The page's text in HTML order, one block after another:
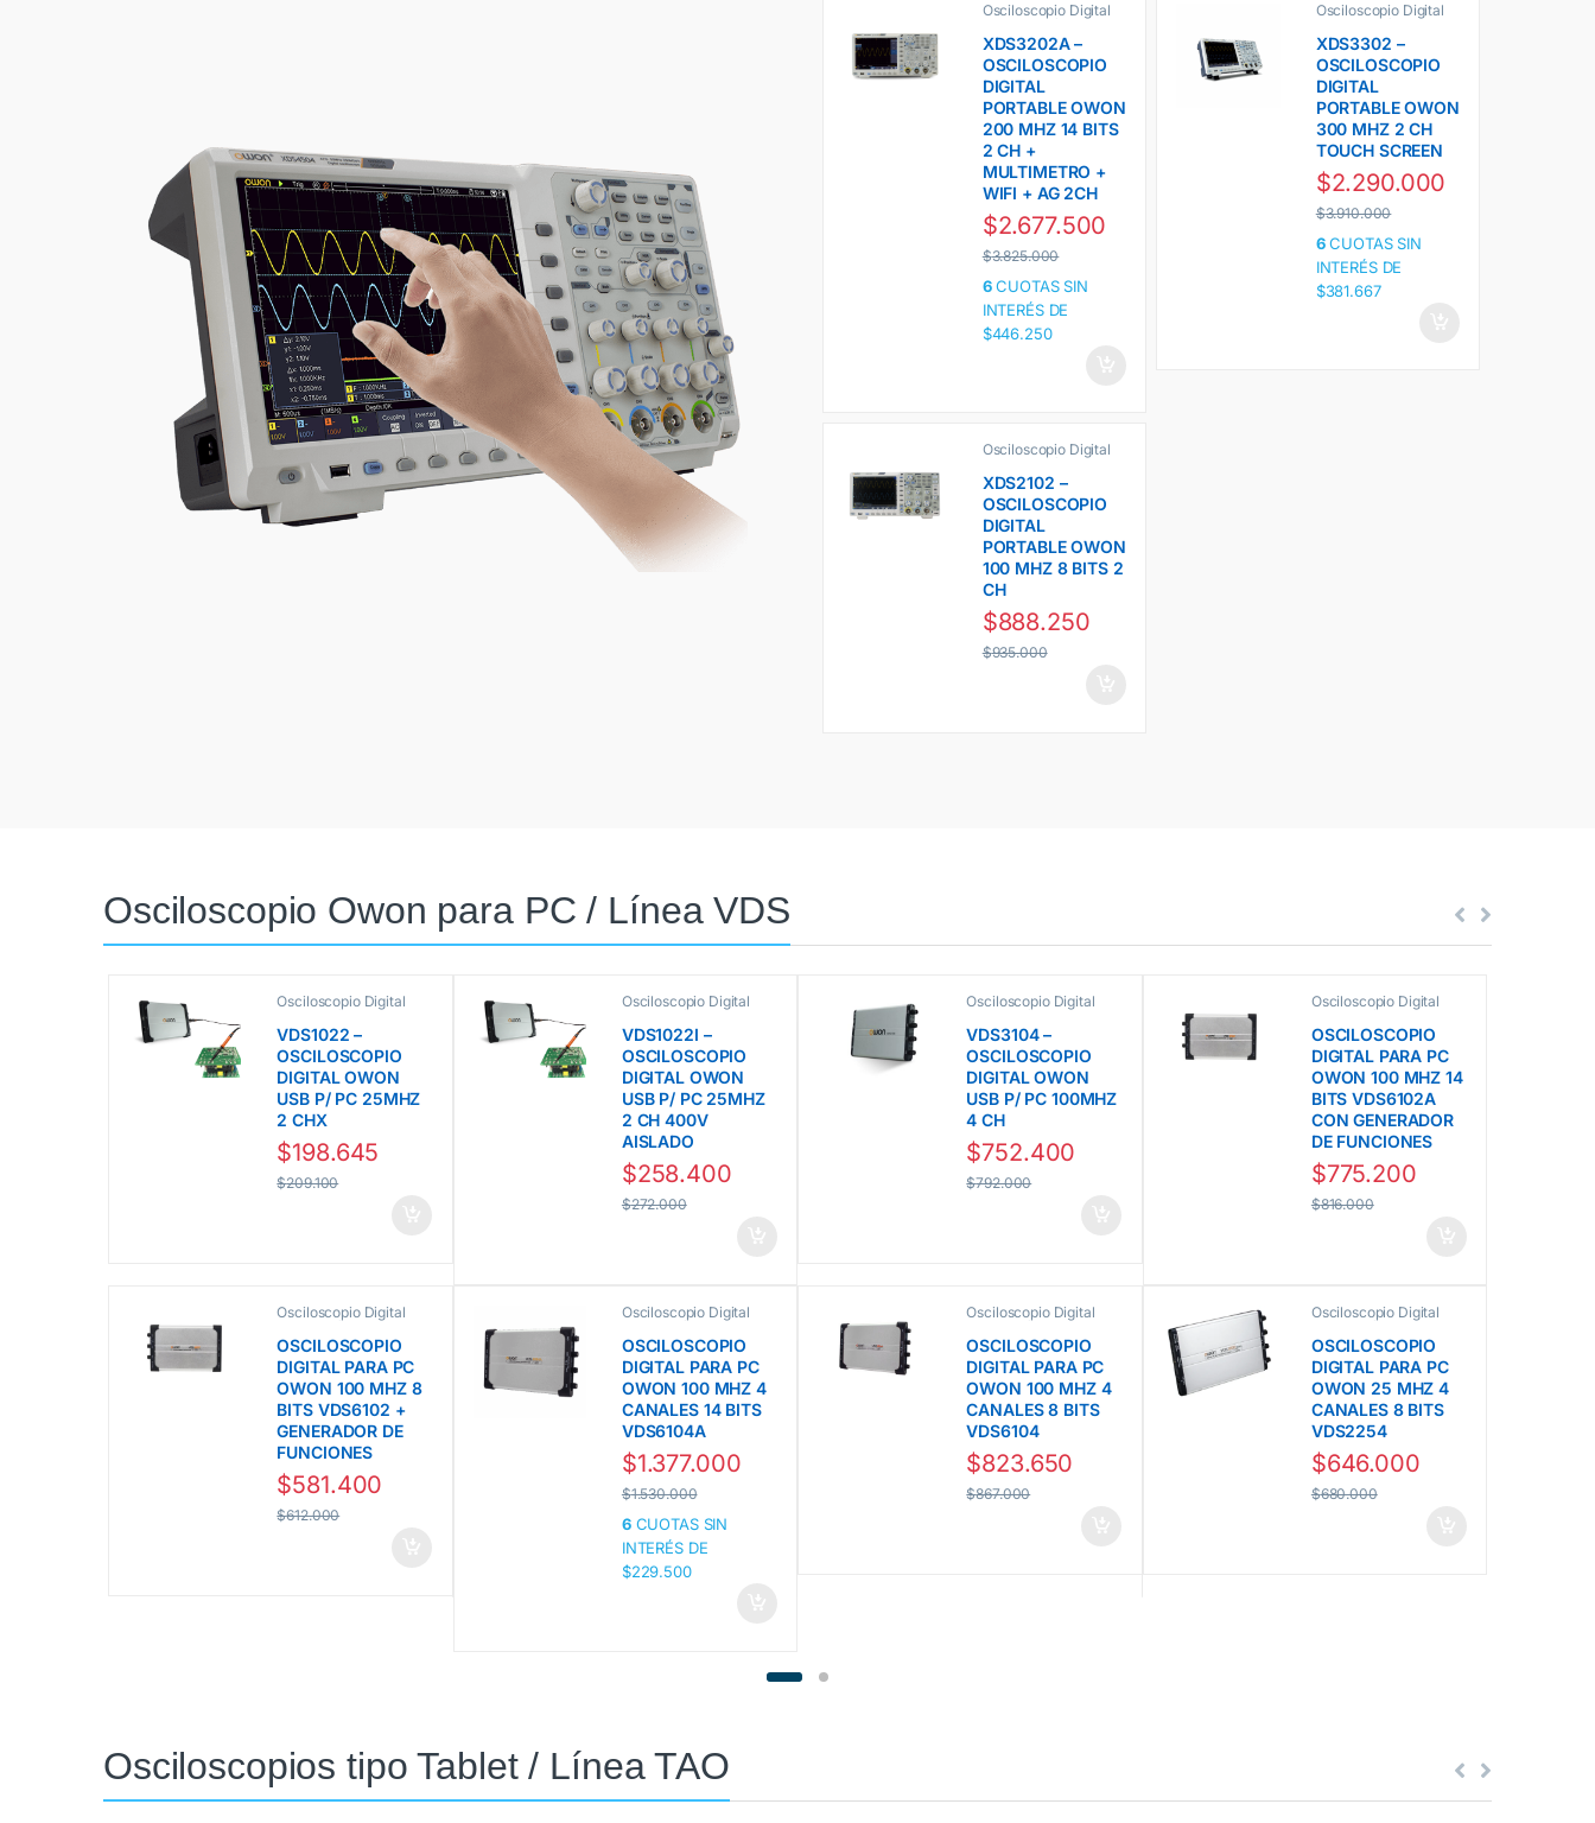
Osciloscopio Digital
Premium Línea XDS 2
Ch Owon
XDS3202A –
OSCILOSCOPIO
DIGITAL
PORTABLE OWON
200 MHZ 14 BITS
2 CH +
MULTIMETRO +
WIFI + AG 2CH
$2.677.500
$3.825.000
6CUOTAS SIN
INTERÉS DE
$446.250
Osciloscopio Digital
Premium Línea XDS 2
Ch Owon
XDS3302 –
OSCILOSCOPIO
DIGITAL
PORTABLE OWON
300 MHZ 2 CH
TOUCH SCREEN
$2.290.000
$3.910.000
6CUOTAS SIN
INTERÉS DE
$381.667
Osciloscopio Digital
Premium Línea XDS 2
Ch Owon,
Osciloscopios Owon
XDS2102 –
OSCILOSCOPIO
DIGITAL
PORTABLE OWON
100 MHZ 8 BITS 2
CH
$888.250
$935.000
Osciloscopio Owon para PC / Línea VDS
Osciloscopio Digital
para PC línea VDS
Owon
VDS1022 –
OSCILOSCOPIO
DIGITAL OWON
USB P/ PC 25MHZ
2 CHX
$198.645
$209.100
Osciloscopio Digital
para PC línea VDS
Owon
VDS1022I –
OSCILOSCOPIO
DIGITAL OWON
USB P/ PC 25MHZ
2 CH 400V
AISLADO
$258.400
$272.000
Osciloscopio Digital
para PC línea VDS
Owon
VDS3104 –
OSCILOSCOPIO
DIGITAL OWON
USB P/ PC 100MHZ
4 CH
$752.400
$792.000
Osciloscopio Digital
para PC línea VDS
Owon
OSCILOSCOPIO
DIGITAL PARA PC
OWON 100 MHZ 14
BITS VDS6102A
CON GENERADOR
DE FUNCIONES
$775.200
$816.000
Osciloscopio Digital
para PC línea VDS
Owon
OSCILOSCOPIO
DIGITAL PARA PC
OWON 100 MHZ 8
BITS VDS6102 +
GENERADOR DE
FUNCIONES
$581.400
$612.000
Osciloscopio Digital
para PC línea VDS
Owon
OSCILOSCOPIO
DIGITAL PARA PC
OWON 100 MHZ 4
CANALES 14 BITS
VDS6104A
$1.377.000
$1.530.000
6CUOTAS SIN
INTERÉS DE
$229.500
Osciloscopio Digital
para PC línea VDS
Owon
OSCILOSCOPIO
DIGITAL PARA PC
OWON 100 MHZ 4
CANALES 8 BITS
VDS6104
$823.650
$867.000
Osciloscopio Digital
para PC línea VDS
Owon, Osciloscopios
Owon
OSCILOSCOPIO
DIGITAL PARA PC
OWON 25 MHZ 4
CANALES 8 BITS
VDS2254
$646.000
$680.000
Osciloscopios tipo Tablet / Línea TAO